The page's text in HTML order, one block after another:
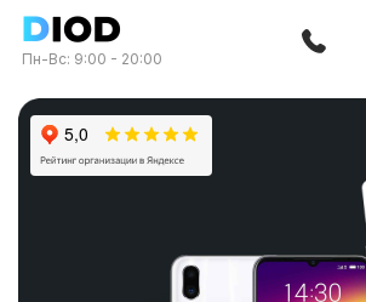
Пн-Вс: 9:00 - 20:00